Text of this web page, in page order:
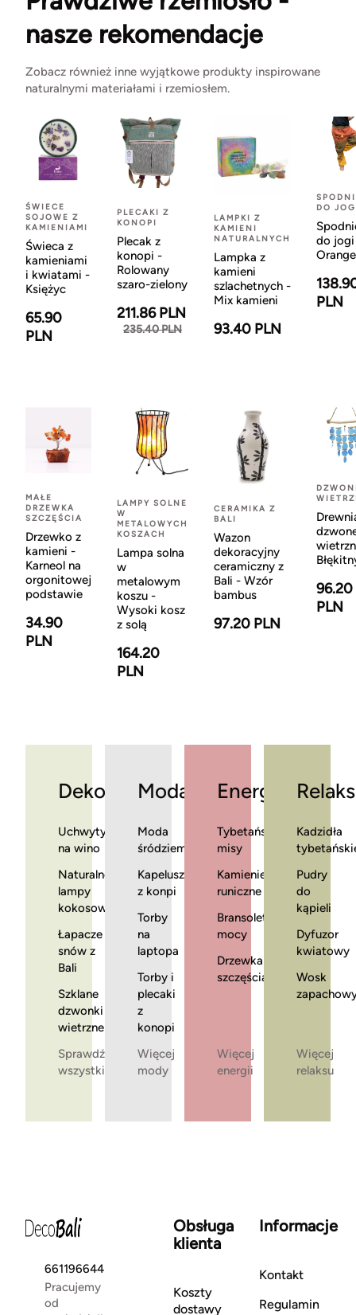
nasze rekomendacje
Zobacz również inne wyjątkowe produkty inspirowane
naturalnymi materiałami i rzemiosłem.
ŚWIECE
SOJOWE Z
KAMIENIAMI
Świeca z
kamieniami
i kwiatami -
Księżyc
65.90
PLN
PLECAKI Z
KONOPI
Plecak z
konopi -
Rolowany
szaro-zielony
211.86 PLN
235.40 PLN
LAMPKI Z
KAMIENI
NATURALNYCH
Lampka z
kamieni
szlachetnych -
Mix kamieni
93.40 PLN
DO
do
Orange
PLN
MAŁE
DRZEWKA
SZCZĘŚCIA
Drzewko z
kamieni -
Karneol na
orgonitowej
podstawie
34.90
PLN
LAMPY SOLNE
W
METALOWYCH
KOSZACH
Lampa solna
w
metalowym
koszu -
Wysoki kosz
z solą
164.20
PLN
CERAMIKA Z
BALI
Wazon
dekoracyjny
ceramiczny z
Bali - Wzór
bambus
97.20 PLN
96.20
PLN
Dekoracje
Uchwyty
na wino
Naturalne
lampy
kokosowe
Łapacze
snów z
Bali
Szklane
dzwonki
wietrzne
Sprawdź
wszystkie
Moda
Moda
śródziemnomorska
Kapelusze
z konpi
Torby
na
laptopa
Torby i
plecaki
z
konopi
Więcej
mody
Energia
Tybetańskie
misy
Kamienie
runiczne
Bransoletki
mocy
Drzewka
szczęścia
Więcej
energii
Relaks
Kadzidła
Pudry
do
kąpieli
Dyfuzor
kwiatowy
Wosk
Więcej
relaksu
661196644
Pracujemy
od
Obsługa
klienta
Koszty
dostawy
Informacje
Kontakt
Regulamin